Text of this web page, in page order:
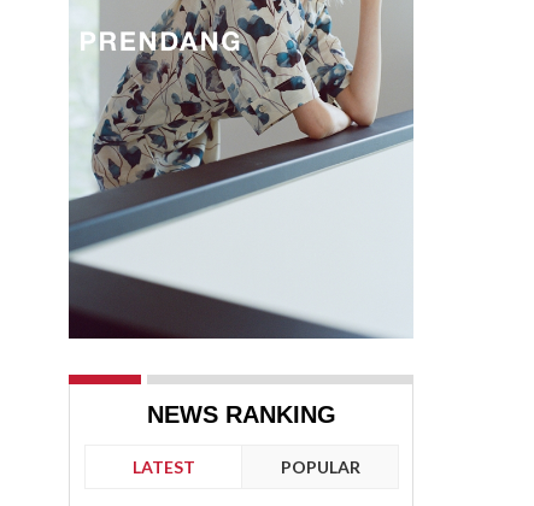
NEWS RANKING
LATEST POPULAR